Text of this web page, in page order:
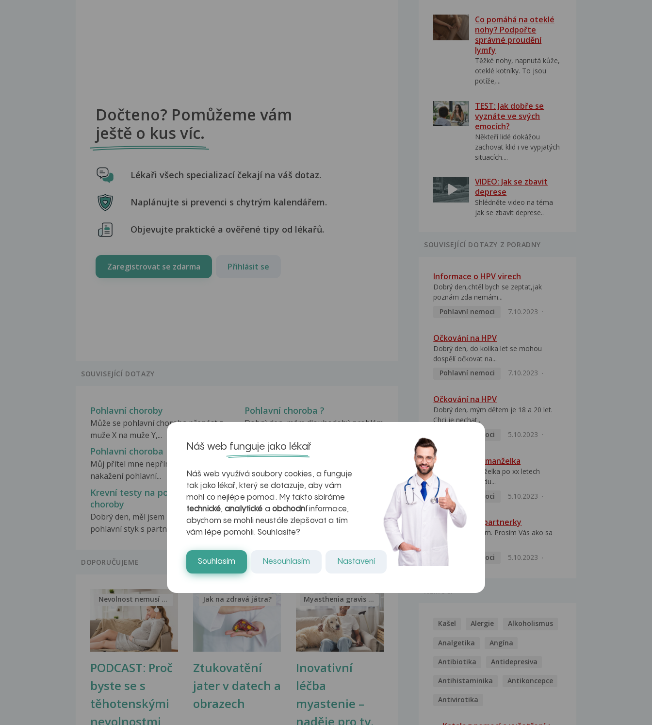
Dočteno? Pomůžeme vám
ještě o kus víc.
Lékaři všech specializací čekají na váš dotaz.
Naplánujte si prevenci s chytrým kalendářem.
Objevujte praktické a ověřené tipy od lékařů.
Zaregistrovat se zdarma Přihlásit se
SOUVISEJÍCÍ DOTAZY
Pohlavní choroby
Může se pohlavní choroba přenést z
muže X na muže Y,...
Pohlavní choroba ?
Dobrý den, mám dlouhodobý problém
Pohlavní choroba
Můj přítel mne nepřímo obvinil z
nakažení pohlavní...
Nemá pohlavní chorobu?
chraněny pohlavní...
Krevní testy na pohlavní
choroby
Dobrý den, měl jsem nechráněný
pohlavní styk s partnerkou...
Pohlavní choroba
Dobrý den, chtěl bych se zeptat před
týdnem jsem byl...
DOPORUČUJEME
PODCAST: Proč
byste se s
těhotenskými
nevolnostmi
Nevolnost nemusí být nutnou...
Ztukovatění
jater v datech a
obrazech
Jak na zdravá játra?
Inovativní
léčba
myastenie –
naděje pro ty,
Myasthenia gravis – vše, co...
Co pomáhá na oteklé
nohy? Podpořte
správné proudění
lymfy
Těžké nohy, napnutá kůže,
oteklé kotníky. To jsou
potíže,...
TEST: Jak dobře se
vyznáte ve svých
emocích?
Někteří lidé dokážou
zachovat klid i ve vypjatých
situacích....
VIDEO: Jak se zbavit
deprese
Shlédněte video na téma
jak se zbavit deprese..
SOUVISEJÍCÍ DOTAZY Z PORADNY
Informace o HPV virech
Dobrý den,chtěl bych se zeptat,jak
poznám zda nemám...
Pohlavní nemoci
7.10.2023
Očkování na HPV
Dobrý den, do kolika let se mohou
dospělí očkovat na...
Pohlavní nemoci
7.10.2023
Očkování na HPV
Dobrý den, mým dětem je 18 a 20 let.
Chci je nechat...
Pohlavní nemoci
5.10.2023
HPV pozitivní manželka
Dobrý den, manželka po xx letech
přivezla z Východu...
Pohlavní nemoci
5.10.2023
HPV typ 52 u partnerky
Dobrý deň prajem. Prosím Vás ako sa
Pohlavní nemoci
5.10.2023
NEMOCI
Kašel Alergie Alkoholismus
Analgetika Angína
Antibiotika Antidepresiva
Antihistaminika Antikoncepce
Antivirotika
Náš web funguje jako lékař
Náš web využívá soubory cookies, a funguje
tak jako lékař, který se dotazuje, aby vám
mohl co nejlépe pomoci. My takto sbíráme
technické,analytické a obchodníinformace,
abychom se mohli neustále zlepšovat a tím
vám lépe pomohli. Souhlasíte?
Souhlasím Nesouhlasím Nastavení